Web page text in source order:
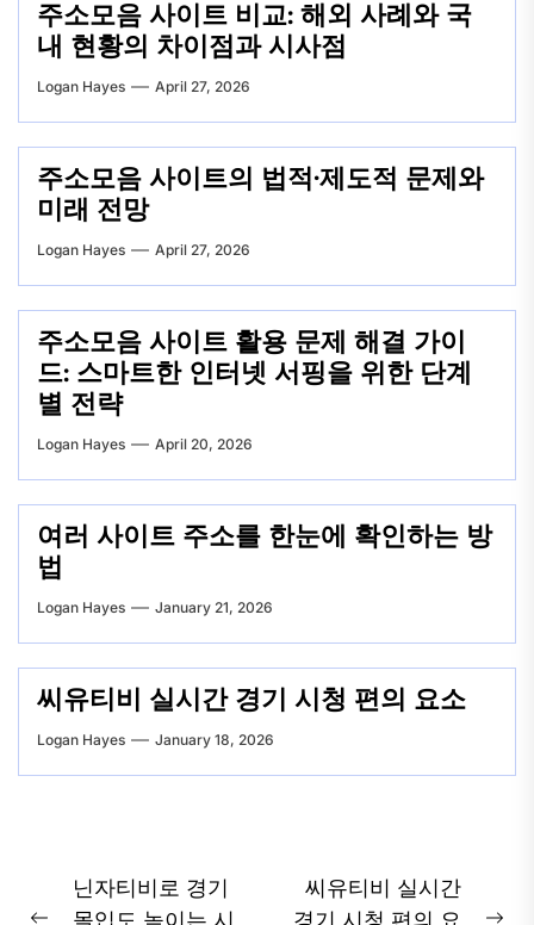
주소모음 사이트 비교: 해외 사례와 국
내 현황의 차이점과 시사점
Logan Hayes April 27, 2026
주소모음 사이트의 법적·제도적 문제와
미래 전망
Logan Hayes April 27, 2026
주소모음 사이트 활용 문제 해결 가이
드: 스마트한 인터넷 서핑을 위한 단계
별 전략
Logan Hayes April 20, 2026
여러 사이트 주소를 한눈에 확인하는 방
법
Logan Hayes January 21, 2026
씨유티비 실시간 경기 시청 편의 요소
Logan Hayes January 18, 2026
Post닌자티비로 경기
몰입도 높이는 시
씨유티비 실시간
경기 시청 편의 요